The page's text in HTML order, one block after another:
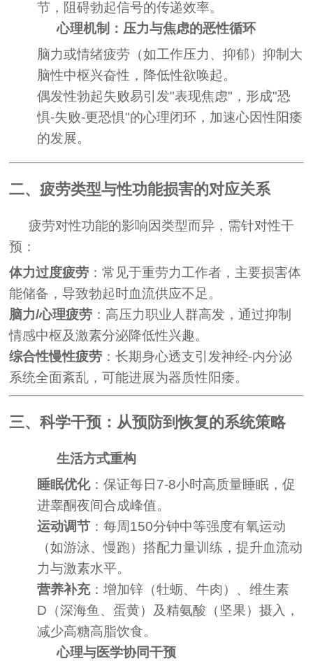
节，阻碍勃起信号的传递效率。
心理机制：压力与焦虑的恶性循环
脑力或情绪疲劳（如工作压力、抑郁）抑制大
脑性中枢兴奋性，降低性欲唤起。
偶发性勃起失败易引发"表现焦虑"，形成"恐
惧-失败-更恐惧"的心理闭环，加速心因性阳痿
的发展。
二、疲劳类型与性功能损害的对应关系
疲劳对性功能的影响因类型而异，需针对性干
预：
体力过度疲劳 ：常见于重劳力工作者，主要损害体
能储备，导致勃起时血流供应不足。
脑力/心理疲劳 ：高压力职业人群高发，通过抑制
情感中枢及激素分泌降低性兴趣。
综合性慢性疲劳 ：长期身心透支引发神经-内分泌
系统全面紊乱，可能进展为器质性阳痿。
三、科学干预：从预防到恢复的系统策略
生活方式重构
睡眠优化：保证每日7-8小时高质量睡眠，促
进睾酮夜间合成峰值。
运动调节 ：每周150分钟中等强度有氧运动
（如游泳、慢跑）搭配力量训练，提升血流动
力与激素水平。
营养补充：增加锌（牡蛎、牛肉）、维生素
D（深海鱼、蛋黄）及精氨酸（坚果）摄入，
减少高糖高脂饮食。
心理与医学协同干预